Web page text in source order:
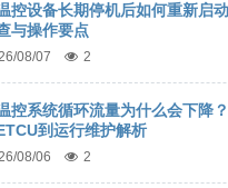
控设备长期停机后如何重新启
与操作要点
08/07 2
控系统循环流量为什么会下降
到运行维护解析
08/06 2